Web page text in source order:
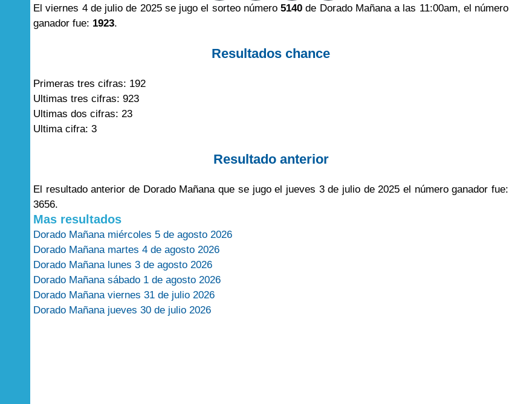
El viernes 4 de julio de 2025 se jugo el sorteo número5140 de Dorado Mañana a las 11:00am, el número
ganador fue: 1923.
Resultados chance
Primeras tres cifras: 192
Ultimas tres cifras: 923
Ultimas dos cifras: 23
Ultima cifra: 3
Resultado anterior
El resultado anterior de Dorado Mañana que se jugo el jueves 3 de julio de 2025 el número ganador fue:
3656.
Mas resultados
Dorado Mañana miércoles 5 de agosto 2026
Dorado Mañana martes 4 de agosto 2026
Dorado Mañana lunes 3 de agosto 2026
Dorado Mañana sábado 1 de agosto 2026
Dorado Mañana viernes 31 de julio 2026
Dorado Mañana jueves 30 de julio 2026